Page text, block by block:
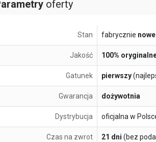
oferty
Stan fabrycznie nowe
Jakość 100%
Gatunek pierwszy
Gwarancja dożywotnia
Dystrybucja oficjalna w
Czas na zwrot 21 dni (bez